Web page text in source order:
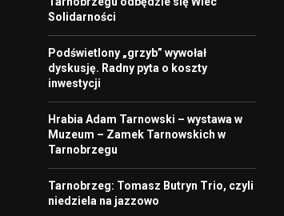
Solidarności
Podświetlony „grzyb” wywołał
dyskusję. Radny pyta o koszty
inwestycji
Hrabia Adam Tarnowski – wystawa w
Muzeum – Zamek Tarnowskich w
Tarnobrzegu
Tarnobrzeg: Tomasz Butryn Trio, czyli
niedziela na jazzowo